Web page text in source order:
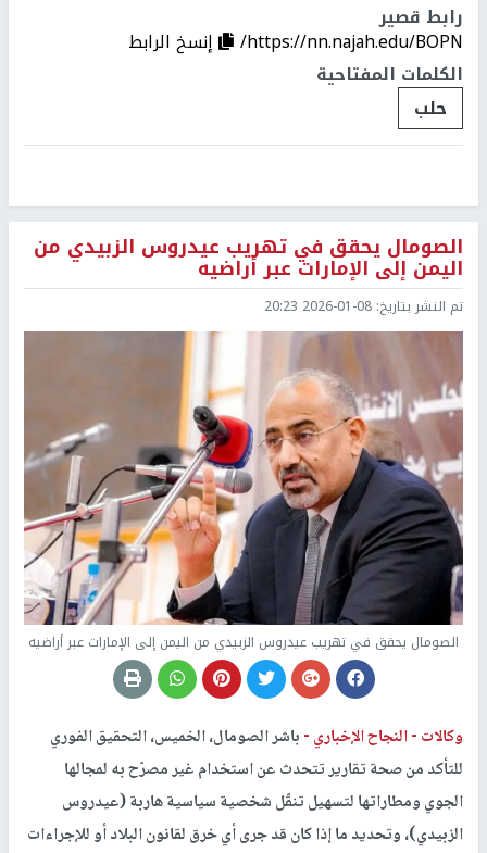
رابط قصير
https://nn.najah.edu/BOPN/
إنسخ الرابط
الكلمات المفتاحية
حلب
الصومال يحقق في تهريب عيدروس الزبيدي من
اليمن إلى الإمارات عبر أراضيه
تم النشر بتاريخ: 2026-01-08 20:23
الصومال يحقق في تهريب عيدروس الزبيدي من اليمن إلى الإمارات عبر أراضيه
وكالات -النجاح الإخباري -باشر الصومال، الخميس، التحقيق الفوري
للتأكد من صحة تقارير تتحدث عن استخدام غير مصرّح به لمجالها
الجوي ومطاراتها لتسهيل تنقّل شخصية سياسية هاربة (عيدروس
الزبيدي)، وتحديد ما إذا كان قد جرى أي خرق لقانون البلاد أو للإجراءات